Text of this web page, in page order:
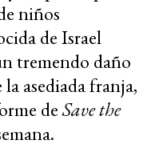
niños
de Israel
tremendo daño
asediada franja,
deSave the